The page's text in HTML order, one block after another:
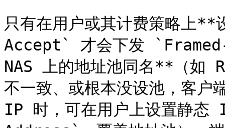
只有在用户或其计费策略上
Accept` 才会下发
NAS 上的地址池同名**（
不一致、或根本没设池，客户
IP 时，可在用户上设置静